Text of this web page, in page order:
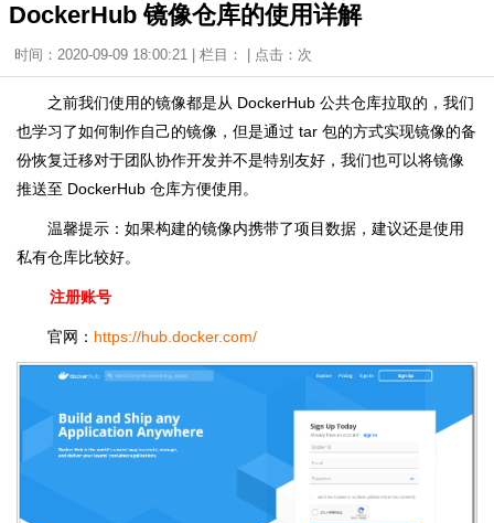
DockerHub 镜像仓库的使用详解
时间：2020-09-09 18:00:21 | 栏目： | 点击： 次
之前我们使用的镜像都是从 DockerHub 公共仓库拉取的，我们
也学习了如何制作自己的镜像，但是通过 tar 包的方式实现镜像的备
份恢复迁移对于团队协作开发并不是特别友好，我们也可以将镜像
推送至 DockerHub 仓库方便使用。
温馨提示：如果构建的镜像内携带了项目数据，建议还是使用
私有仓库比较好。
注册账号
官网： https://hub.docker.com/